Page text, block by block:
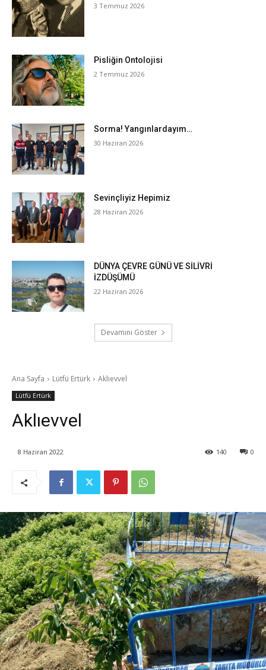
3 Temmuz 2026
Pisliğin Ontolojisi
2 Temmuz 2026
Sorma! Yangınlardayım…
30 Haziran 2026
Sevinçliyiz Hepimiz
28 Haziran 2026
DÜNYA ÇEVRE GÜNÜ VE SİLİVRİ
İZDÜŞÜMÜ
22 Haziran 2026
Devamını Göster